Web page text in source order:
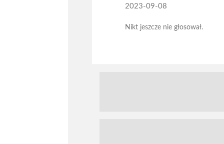
2023-09-08
Nikt jeszcze nie głosował.